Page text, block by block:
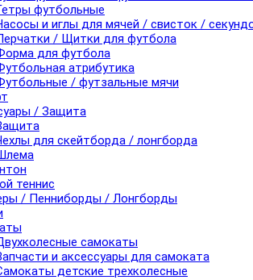
футбольные
и иглы для мячей / свисток /
/ Щитки для футбола
для футбола
атрибутика
/ футзальные мячи
/ Защита
для скейтборда / лонгборда
теннис
/ Пенниборды / Лонгборды
самокаты
и аксессуары для самоката
детские трехколесные